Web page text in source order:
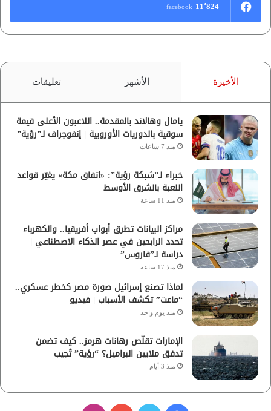
11٬824 facebook
الأخيرة الأشهر تعليقات
يامال وهالاند بالمقدمة.. اللاعبون الأعلى قيمة
سوقية بالدوريات الأوروبية | إنفوجراف لـ”رؤية”
منذ 7 ساعات
خبراء لـ”شبكة رؤية”: «اتفاق مكة» يغيّر قواعد
اللعبة بالشرق الأوسط
منذ 11 ساعة
مراكز البيانات تطرق أبواب أفريقيا.. والكهرباء
تحدد الرابحين في عصر الذكاء الاصطناعي |
دراسة لـ”فاروس”
منذ 17 ساعة
لماذا تصنع إسرائيل صورة مصر كخطر عسكري..
“ماعت” تكشف الأسباب | فيديو
منذ يوم واحد
الإمارات تقلّص رهانات هرمز.. كيف تضمن
تدفق ملايين البراميل؟ “رؤية” تُجيب
منذ 3 أيام